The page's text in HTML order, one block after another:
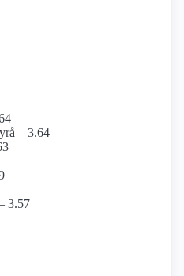
– 3.64
3.57